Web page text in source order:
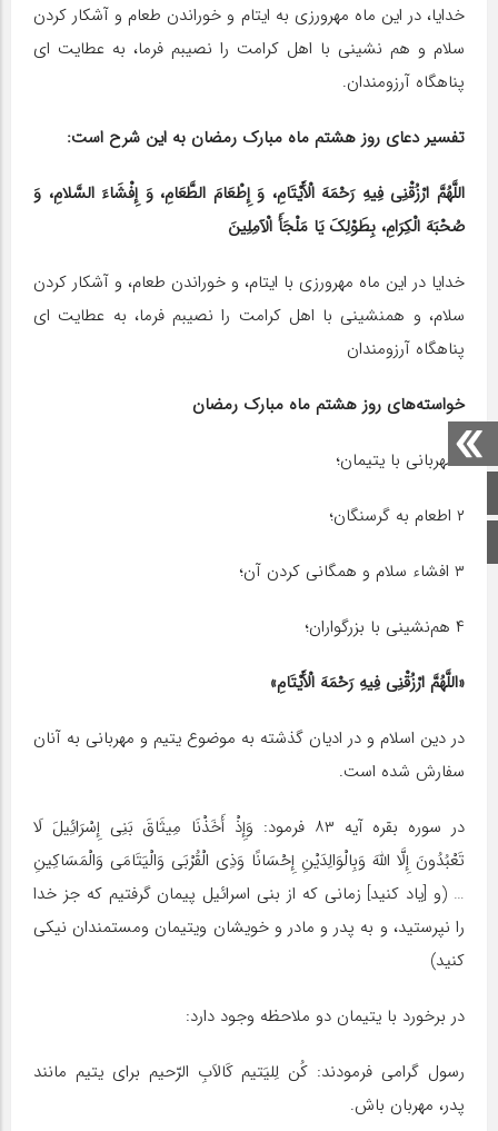
خدایا، در این ماه مهرورزی به ایتام و خوراندن طعام و آشکار کردن
سلام و هم نشینی با اهل کرامت را نصیبم فرما، به عطایت ای
پناهگاه آرزومندان.
تفسیر دعای روز هشتم ماه مبارک رمضان به این شرح است:
اللَّهُمَّ ارْزُقْنِی فِیهِ رَحْمَهَ الْأَیْتَامِ، وَ إِطْعَامَ الطَّعَامِ، وَ إِفْشَاءَ السَّلامِ، وَ
صُحْبَهَ الْکِرَامِ، بِطَوْلِکَ یَا مَلْجَأَ الْآمِلِینَ
خدایا در این ماه مهرورزی با ایتام، و خوراندن طعام، و آشکار کردن
سلام، و همنشینی با اهل کرامت را نصیبم فرما، به عطایت ای
پناهگاه آرزومندان
خواسته‌های روز هشتم ماه مبارک رمضان
۱ مهربانی با یتیمان؛
۲ اطعام به گرسنگان؛
۳ افشاء سلام و همگانی کردن آن؛
۴ هم‌نشینی با بزرگواران؛
«اللَّهُمَّ ارْزُقْنِی فِیهِ رَحْمَهَ الْأَیْتَامِ»
در دین اسلام و در ادیان گذشته به موضوع یتیم و مهربانی به آنان
سفارش شده است.
در سوره بقره آیه ۸۳ فرمود: وَإِذْ أَخَذْنَا مِیثَاقَ بَنِی إِسْرَائِیلَ لَا
تَعْبُدُونَ إِلَّا اللَّهَ وَبِالْوَالِدَیْنِ إِحْسَانًا وَذِی الْقُرْبَی وَالْیَتَامَی وَالْمَسَاکِینِ
… (و [یاد کنید] زمانی که از بنی اسرائیل پیمان گرفتیم که جز خدا
را نپرستید، و به پدر و مادر و خویشان ویتیمان ومستمندان نیکی
کنید)
در برخورد با یتیمان دو ملاحظه وجود دارد:
رسول گرامی فرمودند: کُن لِلیَتیم کَالاَبِ الرّحیم برای یتیم مانند
پدر، مهربان باش.